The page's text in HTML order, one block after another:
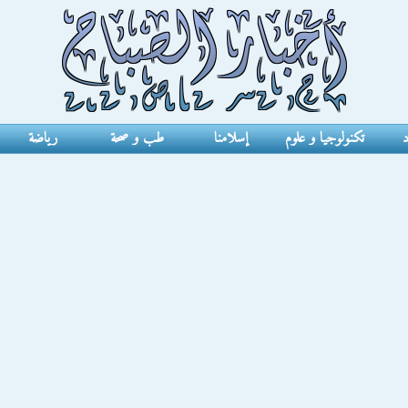
تكنولوجيا و علوم إسلامنا طب و صحة رياضة